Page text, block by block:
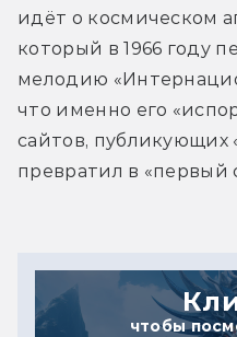
идёт о космическом
который в 1966 году
мелодию
что именно его
сайтов, публикующих
превратил в «первый
чтобы